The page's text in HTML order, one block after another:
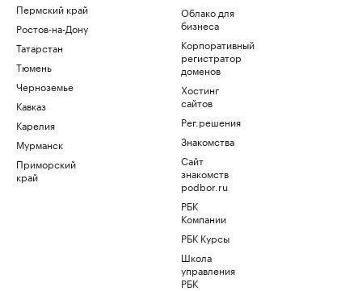
Пермский край
Ростов-на-Дону
Татарстан
Тюмень
Черноземье
Кавказ
Карелия
Мурманск
Приморский
край
Облако для
бизнеса
Корпоративный
регистратор
доменов
Хостинг
сайтов
Рег.решения
Знакомства
Сайт
знакомств
podbor.ru
РБК
Компании
РБК Курсы
Школа
управления
РБК